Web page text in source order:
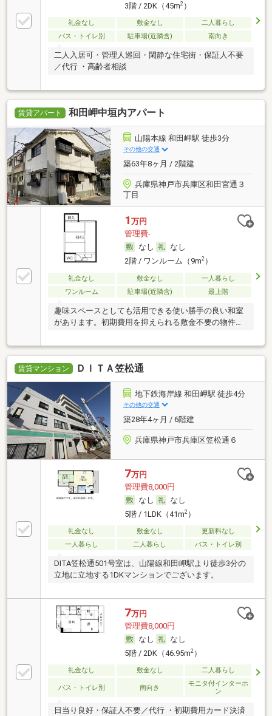
3階 / 2DK（45m2）
礼金なし 敷金なし
二人暮らし
バス・トイレ別
駐車場(近隣含) 南向き
二人入居可・管理人巡回・閑静な住宅街・保証人不要
／代行 ・高齢者相談
賃貸アパート 和田岬中垣内アパート
山陽本線 和田岬駅 徒歩3分
その他の交通
築63年8ヶ月 / 2階建
兵庫県神戸市兵庫区和田宮通３
丁目
1 万円
管理費-
なし
なし
2階 / ワンルーム（9m2）
礼金なし 敷金なし
一人暮らし
ワンルーム
駐車場(近隣含) 最上階
趣味スペースとしても活用できる使い勝手の良い和室
があります。初期費用を抑えられる敷金不要の物件で
賃貸マンション ＤＩＴＡ笠松通
地下鉄海岸線 和田岬駅 徒歩4分
その他の交通
築28年4ヶ月 / 6階建
兵庫県神戸市兵庫区笠松通６
7万円
管理費8,000円
なし
なし
5階 / 1LDK（41m2）
礼金なし 敷金なし
更新料なし
一人暮らし
二人暮らし バス・トイレ別
DITA笠松通501号室は、山陽線和田岬駅より徒歩3分の
立地に立地する1DKマンションでございます。
7万円
管理費8,000円
なし
なし
5階 / 2DK（46.95m2）
礼金なし 敷金なし 二人暮らし
バス・トイレ別 南向き
モニタ付インターホ
ン
日当り良好・保証人不要／代行 ・初期費用カード決済